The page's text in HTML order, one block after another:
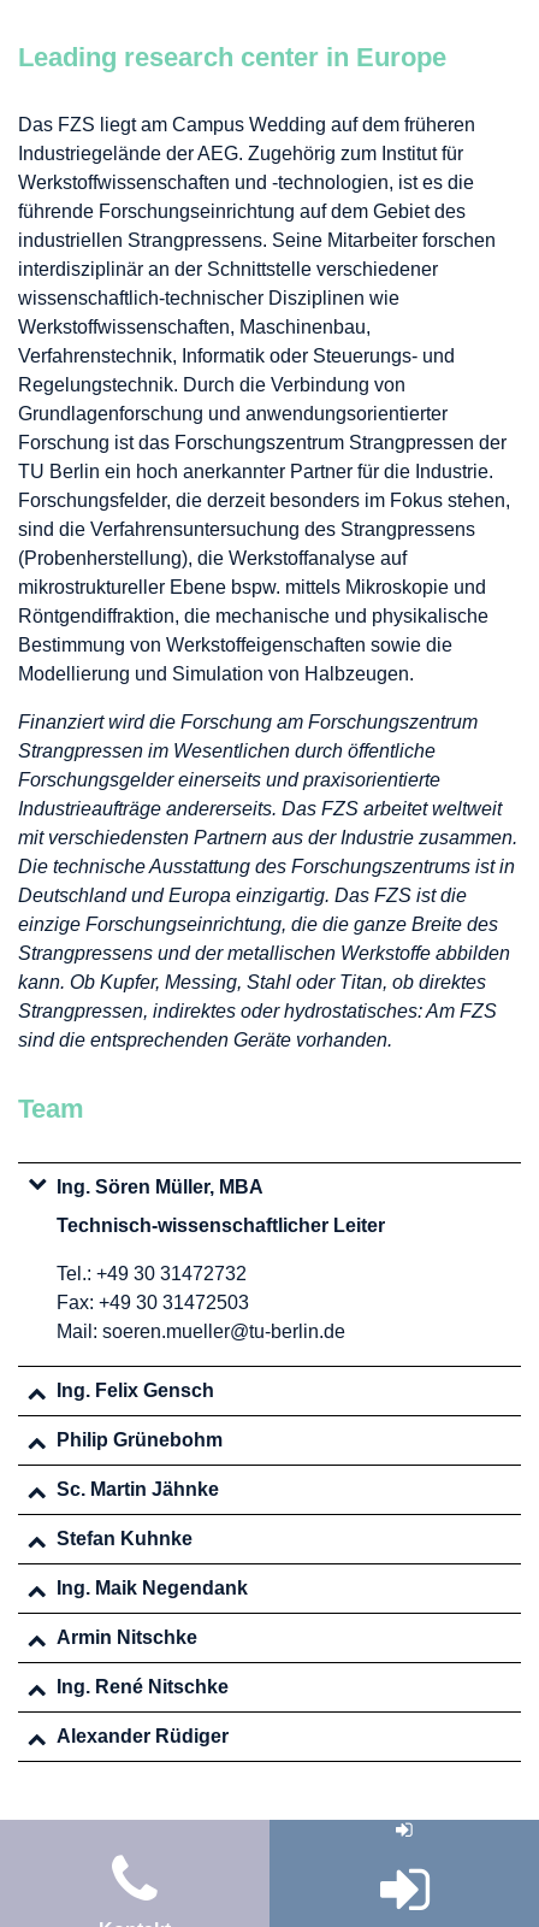
Leading research center in Europe
Das FZS liegt am Campus Wedding auf dem früheren
Industriegelände der AEG. Zugehörig zum Institut für
Werkstoffwissenschaften und -technologien, ist es die
führende Forschungseinrichtung auf dem Gebiet des
industriellen Strangpressens. Seine Mitarbeiter forschen
interdisziplinär an der Schnittstelle verschiedener
wissenschaftlich-technischer Disziplinen wie
Werkstoffwissenschaften, Maschinenbau,
Verfahrenstechnik, Informatik oder Steuerungs- und
Regelungstechnik. Durch die Verbindung von
Grundlagenforschung und anwendungsorientierter
Forschung ist das Forschungszentrum Strangpressen der
TU Berlin ein hoch anerkannter Partner für die Industrie.
Forschungsfelder, die derzeit besonders im Fokus stehen,
sind die Verfahrensuntersuchung des Strangpressens
(Probenherstellung), die Werkstoffanalyse auf
mikrostruktureller Ebene bspw. mittels Mikroskopie und
Röntgendiffraktion, die mechanische und physikalische
Bestimmung von Werkstoffeigenschaften sowie die
Modellierung und Simulation von Halbzeugen.
Finanziert wird die Forschung am Forschungszentrum
Strangpressen im Wesentlichen durch öffentliche
Forschungsgelder einerseits und praxisorientierte
Industrieaufträge andererseits. Das FZS arbeitet weltweit
mit verschiedensten Partnern aus der Industrie zusammen.
Die technische Ausstattung des Forschungszentrums ist in
Deutschland und Europa einzigartig. Das FZS ist die
einzige Forschungseinrichtung, die die ganze Breite des
Strangpressens und der metallischen Werkstoffe abbilden
kann. Ob Kupfer, Messing, Stahl oder Titan, ob direktes
Strangpressen, indirektes oder hydrostatisches: Am FZS
sind die entsprechenden Geräte vorhanden.
Team
Ing. Sören Müller, MBA
Technisch-wissenschaftlicher Leiter
Tel.: +49 30 31472732
Fax: +49 30 31472503
Mail: soeren.mueller@tu-berlin.de
Ing. Felix Gensch
Philip Grünebohm
Sc. Martin Jähnke
Stefan Kuhnke
Ing. Maik Negendank
Armin Nitschke
Ing. René Nitschke
Alexander Rüdiger